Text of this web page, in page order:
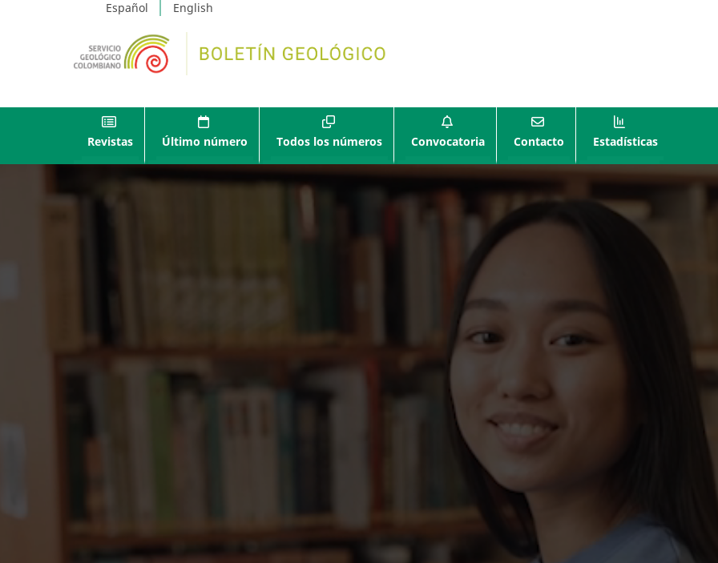
Español English
Revistas Último número Todos los números Convocatoria Contacto Estadísticas